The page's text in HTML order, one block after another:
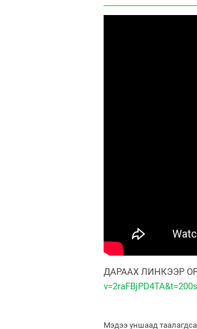
ДАРААХ ЛИНКЭЭР
v=2raFBjPD4TA&t=200s
Мэдээ уншаад